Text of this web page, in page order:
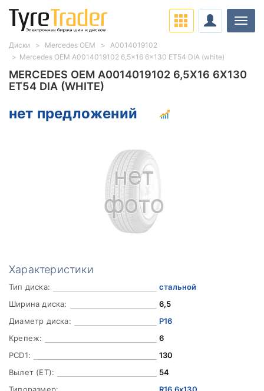
MERCEDES OEM A0014019102 6,5X16 6X130
ET54 DIA (WHITE)
нет предложений
Характеристики
Тип диска:
стальной
Ширина диска:
6,5
Диаметр диска:
Р16
Крепеж:
6
PCD1:
130
Вылет (ET):
54
Диски Mercedes OEM
A0014019102
Mercedes OEM A0014019102 6,5x16 6x130 ET54 DIA (white)